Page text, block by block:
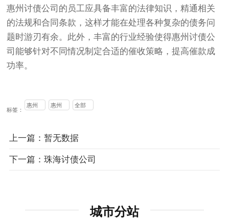
惠州讨债公司的员工应具备丰富的法律知识，精通相关
的法规和合同条款，这样才能在处理各种复杂的债务问
题时游刃有余。此外，丰富的行业经验使得惠州讨债公
司能够针对不同情况制定合适的催收策略，提高催款成
功率。
标签：
惠州
惠州
全部
上一篇：暂无数据
下一篇：珠海讨债公司
城市分站